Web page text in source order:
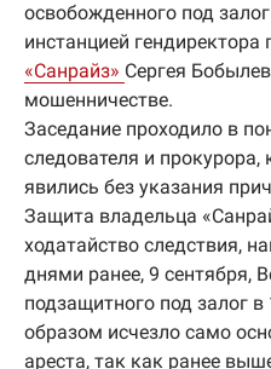
освобожденного под
инстанцией гендиректора
«Санрайз» Сергея
мошенничестве.
Заседание проходило в
следователя и прокурора,
явились без указания
Защита владельца
ходатайство следствия,
днями ранее, 9 сентября,
подзащитного под залог
образом исчезло само
ареста, так как ранее